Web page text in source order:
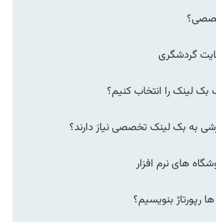
گردشگری
لینک را انتخاب کنیم؟
به بک لینک تخصصی نیاز دارند؟
های نرم افزار
رپورتاژ بنویسیم؟